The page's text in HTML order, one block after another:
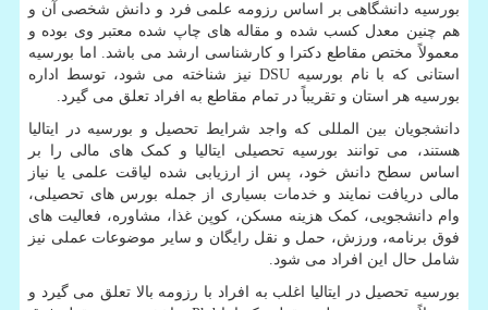
بورسیه دانشگاهی بر اساس رزومه علمی فرد و دانش شخصی آن و
هم چنین معدل کسب شده و مقاله ‌های چاپ شده معتبر وی بوده و
معمولاً مختص مقاطع دکترا و کارشناسی ارشد می باشد. اما بورسیه
استانی که با نام بورسیهDSU نیز شناخته می شود، توسط اداره
بورسیه هر استان و تقریباً در تمام مقاطع به افراد تعلق می گیرد.
دانشجویان بین المللی که واجد شرایط تحصیل و بورسیه در ایتالیا
هستند، می توانند بورسیه تحصیلی ایتالیا و کمک های مالی را بر
اساس سطح دانش خود، پس از ارزیابی شده لیاقت علمی یا نیاز
مالی دریافت نمایند و خدمات بسیاری از جمله بورس های تحصیلی،
وام دانشجویی، کمک هزینه مسکن، کوپن غذا، مشاوره، فعالیت های
فوق برنامه، ورزش، حمل و نقل رایگان و سایر موضوعات عملی نیز
شامل حال این افراد می شود.
بورسیه تحصیل در ایتالیا اغلب به افراد با رزومه بالا تعلق می گیرد و